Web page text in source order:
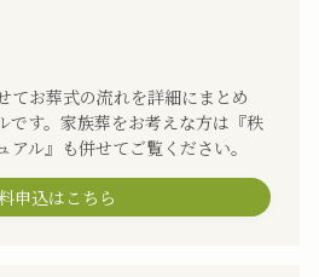
てお葬式の流れを詳細にまとめ
です。家族葬をお考えな方は『秩
ル』も併せてご覧ください。
申込はこちら